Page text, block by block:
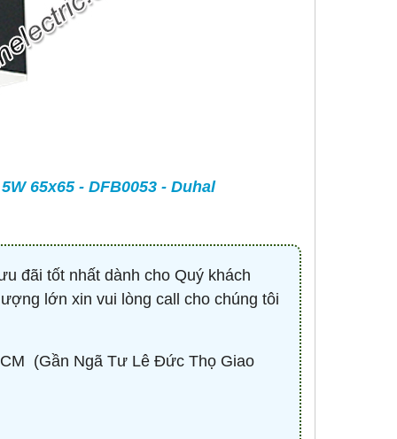
65x65 - DFB0053 - Duhal
đãi tốt nhất dành cho Quý khách
lớn xin vui lòng call cho chúng tôi
(Gần Ngã Tư Lê Đức Thọ Giao